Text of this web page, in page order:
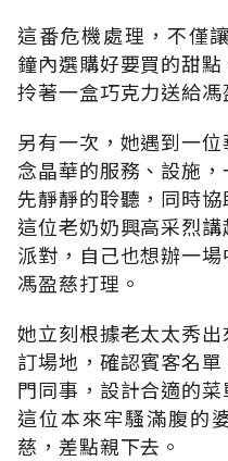
這番危機處理，不僅
鐘內選購好要買的甜
拎著一盒巧克力送給馮
另有一次，她遇到一
念晶華的服務、設施
先靜靜的聆聽，同時
這位老奶奶興高采烈
派對，自己也想辦一
馮盈慈打理。
她立刻根據老太太秀
訂場地，確認賓客名
門同事，設計合適的
這位本來牢騷滿腹的
慈，差點親下去。